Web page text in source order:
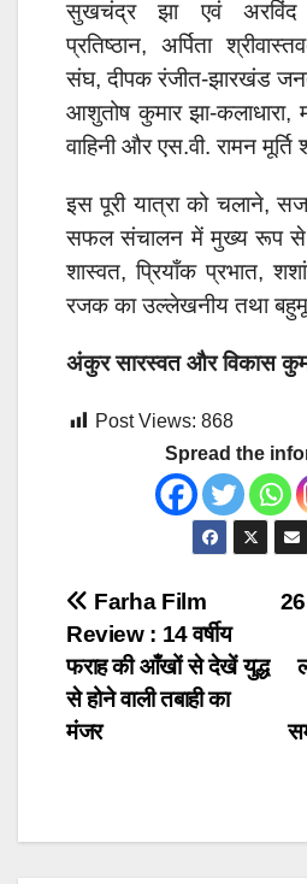
सुखचंद्र झा एवं अरविंद
प्रतिष्ठान, अर्पिता
संघ, दीपक रंजीत-झारखंड
आशुतोष कुमार झा-कलाधारा,
वाहिनी और एस.वी. रामन मूर्ति
इस पूरी यात्रा को चलाने,
सफल संचालन में मुख्य रूप से
शास्वत, प्रियाँक प्रभात,
रजक का उल्लेखनीय तथा
अंकुर सारस्वत और विकास
Post Views: 868
Spread the
Post
navigation
26
Farha Film
Review : 14 वर्षीय
फराह की आँखों से देखें युद्ध
से होने वाली तबाही का
मंजर